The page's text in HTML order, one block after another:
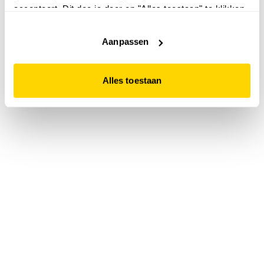
accepteert. Dit doe je door op "Alles toestaan" te klikken.
website niet optimaal functioneert.
Aanpassen
Alles toestaan